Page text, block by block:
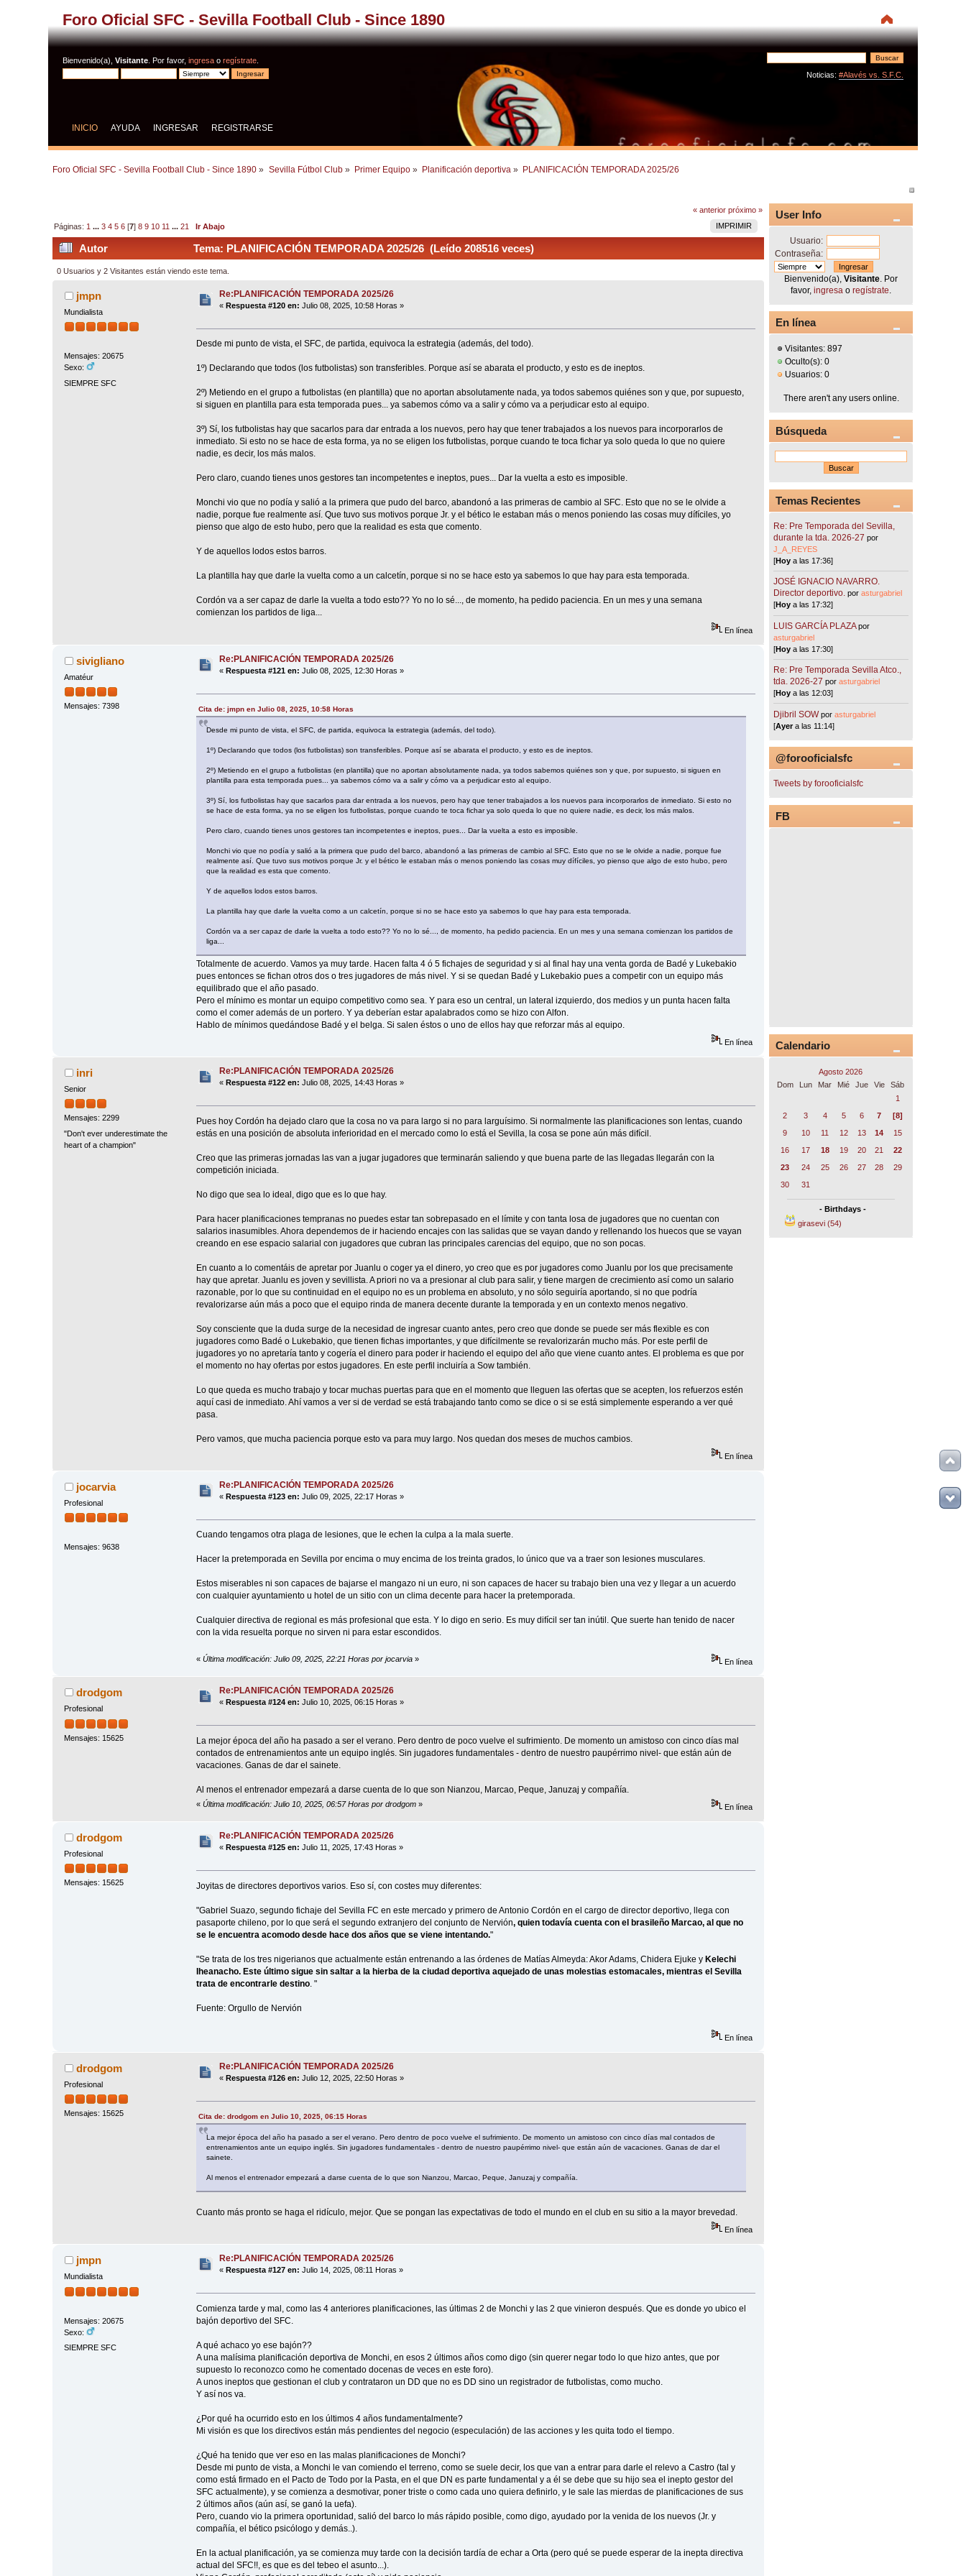
Foro Oficial SFC - Sevilla Football Club - Since 1890
Bienvenido(a),Visitante . Por favor,ingresa oregístrate
Noticias: #Alavés vs. S.F.C.
INICIO AYUDA INGRESAR REGISTRARSE
Foro Oficial SFC - Sevilla Football Club - Since 1890 » Sevilla Fútbol Club» Primer Equipo» Planificación deportiva » PLANIFICACIÓN TEMPORADA 2025/26
« anterior próximo »
IMPRIMIR
Páginas: 1 ...3 4 5 6 [7]8 9 10 11 ...21 Ir Abajo
Autor Tema: PLANIFICACIÓN TEMPORADA 2025/26 (Leído 208516 veces)
0 Usuarios y 2 Visitantes están viendo este tema.
jmpn
Mundialista
Mensajes: 20675
Sexo:
SIEMPRE SFC
Re:PLANIFICACIÓN TEMPORADA 2025/26
«Respuesta #120 en: Julio 08, 2025, 10:58 Horas »
Desde mi punto de vista, el SFC, de partida, equivoca la estrategia (además, del todo).
1º) Declarando que todos (los futbolistas) son transferibles. Porque así se abarata el producto, y esto es de ineptos.
2º) Metiendo en el grupo a futbolistas (en plantilla) que no aportan absolutamente nada, ya todos sabemos quiénes son y que, por supuesto,
si siguen en plantilla para esta temporada pues... ya sabemos cómo va a salir y cómo va a perjudicar esto al equipo.
3º) Sí, los futbolistas hay que sacarlos para dar entrada a los nuevos, pero hay que tener trabajados a los nuevos para incorporarlos de
inmediato. Si esto no se hace de esta forma, ya no se eligen los futbolistas, porque cuando te toca fichar ya solo queda lo que no quiere
nadie, es decir, los más malos.
Pero claro, cuando tienes unos gestores tan incompetentes e ineptos, pues... Dar la vuelta a esto es imposible.
Monchi vio que no podía y salió a la primera que pudo del barco, abandonó a las primeras de cambio al SFC. Esto que no se le olvide a
nadie, porque fue realmente así. Que tuvo sus motivos porque Jr. y el bético le estaban más o menos poniendo las cosas muy dífíciles, yo
pienso que algo de esto hubo, pero que la realidad es esta que comento.
Y de aquellos lodos estos barros.
La plantilla hay que darle la vuelta como a un calcetín, porque si no se hace esto ya sabemos lo que hay para esta temporada.
Cordón va a ser capaz de darle la vuelta a todo esto?? Yo no lo sé..., de momento, ha pedido paciencia. En un mes y una semana
comienzan los partidos de liga...
En línea
sivigliano
Amatéur
Mensajes: 7398
Re:PLANIFICACIÓN TEMPORADA 2025/26
«Respuesta #121 en: Julio 08, 2025, 12:30 Horas »
Cita de: jmpn en Julio 08, 2025, 10:58 Horas
Desde mi punto de vista, el SFC, de partida, equivoca la estrategia (además, del todo).
1º) Declarando que todos (los futbolistas) son transferibles. Porque así se abarata el producto, y esto es de ineptos.
2º) Metiendo en el grupo a futbolistas (en plantilla) que no aportan absolutamente nada, ya todos sabemos quiénes son y que, por supuesto, si siguen en
plantilla para esta temporada pues... ya sabemos cómo va a salir y cómo va a perjudicar esto al equipo.
3º) Sí, los futbolistas hay que sacarlos para dar entrada a los nuevos, pero hay que tener trabajados a los nuevos para incorporarlos de inmediato. Si esto no
se hace de esta forma, ya no se eligen los futbolistas, porque cuando te toca fichar ya solo queda lo que no quiere nadie, es decir, los más malos.
Pero claro, cuando tienes unos gestores tan incompetentes e ineptos, pues... Dar la vuelta a esto es imposible.
Monchi vio que no podía y salió a la primera que pudo del barco, abandonó a las primeras de cambio al SFC. Esto que no se le olvide a nadie, porque fue
realmente así. Que tuvo sus motivos porque Jr. y el bético le estaban más o menos poniendo las cosas muy dífíciles, yo pienso que algo de esto hubo, pero
que la realidad es esta que comento.
Y de aquellos lodos estos barros.
La plantilla hay que darle la vuelta como a un calcetín, porque si no se hace esto ya sabemos lo que hay para esta temporada.
Cordón va a ser capaz de darle la vuelta a todo esto?? Yo no lo sé..., de momento, ha pedido paciencia. En un mes y una semana comienzan los partidos de
liga...
Totalmente de acuerdo. Vamos ya muy tarde. Hacen falta 4 ó 5 fichajes de seguridad y si al final hay una venta gorda de Badé y Lukebakio
pues entonces se fichan otros dos o tres jugadores de más nivel. Y si se quedan Badé y Lukebakio pues a competir con un equipo más
equilibrado que el año pasado.
Pero el mínimo es montar un equipo competitivo como sea. Y para eso un central, un lateral izquierdo, dos medios y un punta hacen falta
como el comer además de un portero. Y ya deberían estar apalabrados como se hizo con Alfon.
Hablo de mínimos quedándose Badé y el belga. Si salen éstos o uno de ellos hay que reforzar más al equipo.
En línea
inri
Senior
Mensajes: 2299
"Don't ever underestimate the
heart of a champion"
Re:PLANIFICACIÓN TEMPORADA 2025/26
« Respuesta #122 en: Julio 08, 2025, 14:43 Horas »
Pues hoy Cordón ha dejado claro que la cosa no va para largo si no para larguísimo. Si normalmente las planificaciones son lentas, cuando
estás en una posición de absoluta inferioridad en el mercado como lo está el Sevilla, la cosa se pone aún más difícil.
Creo que las primeras jornadas las van a jugar jugadores que terminarán saliendo y que buena parte de las llegadas llegarán con la
competición iniciada.
No digo que sea lo ideal, digo que es lo que hay.
Para hacer planificaciones tempranas no puedes estar tan sobrepasado en el límite y con tanta losa de jugadores que no cuentan con
salarios inasumibles. Ahora dependemos de ir haciendo encajes con las salidas que se vayan dando y rellenando los huecos que se vayan
creando en ese espacio salarial con jugadores que cubran las principales carencias del equipo, que no son pocas.
En cuanto a lo comentáis de apretar por Juanlu o coger ya el dinero, yo creo que es por jugadores como Juanlu por los que precisamente
hay que apretar. Juanlu es joven y sevillista. A priori no va a presionar al club para salir, y tiene margen de crecimiento así como un salario
razonable, por lo que su continuidad en el equipo no es un problema en absoluto, y no sólo seguiría aportando, si no que podría
revalorizarse aún más a poco que el equipo rinda de manera decente durante la temporada y en un contexto menos negativo.
Soy consciente que la duda surge de la necesidad de ingresar cuanto antes, pero creo que donde se puede ser más flexible es con
jugadores como Badé o Lukebakio, que tienen fichas importantes, y que difícilmente se revalorizarán mucho más. Por este perfil de
jugadores yo no apretaría tanto y cogería el dinero para poder ir haciendo el equipo del año que viene cuanto antes. El problema es que por
el momento no hay ofertas por estos jugadores. En este perfil incluiría a Sow también.
Lo que queda es mucho trabajo y tocar muchas puertas para que en el momento que lleguen las ofertas que se acepten, los refuerzos estén
aquí casi de inmediato. Ahí vamos a ver si de verdad se está trabajando tanto como se dice o si se está simplemente esperando a ver qué
pasa.
Pero vamos, que mucha paciencia porque esto va para muy largo. Nos quedan dos meses de muchos cambios.
En línea
jocarvia
Profesional
Mensajes: 9638
Re:PLANIFICACIÓN TEMPORADA 2025/26
«Respuesta #123 en: Julio 09, 2025, 22:17 Horas »
Cuando tengamos otra plaga de lesiones, que le echen la culpa a la mala suerte.
Hacer la pretemporada en Sevilla por encima o muy encima de los treinta grados, lo único que va a traer son lesiones musculares.
Estos miserables ni son capaces de bajarse el mangazo ni un euro, ni son capaces de hacer su trabajo bien una vez y llegar a un acuerdo
con cualquier ayuntamiento u hotel de un sitio con un clima decente para hacer la pretemporada.
Cualquier directiva de regional es más profesional que esta. Y lo digo en serio. Es muy difícil ser tan inútil. Que suerte han tenido de nacer
con la vida resuelta porque no sirven ni para estar escondidos.
« Última modificación: Julio 09, 2025, 22:21 Horas por jocarvia» En línea
drodgom
Profesional
Mensajes: 15625
Re:PLANIFICACIÓN TEMPORADA 2025/26
« Respuesta #124 en: Julio 10, 2025, 06:15 Horas »
La mejor época del año ha pasado a ser el verano. Pero dentro de poco vuelve el sufrimiento. De momento un amistoso con cinco días mal
contados de entrenamientos ante un equipo inglés. Sin jugadores fundamentales - dentro de nuestro paupérrimo nivel- que están aún de
vacaciones. Ganas de dar el sainete.
Al menos el entrenador empezará a darse cuenta de lo que son Nianzou, Marcao, Peque, Januzaj y compañía.
« Última modificación: Julio 10, 2025, 06:57 Horas por drodgom» En línea
drodgom
Profesional
Mensajes: 15625
Re:PLANIFICACIÓN TEMPORADA 2025/26
«Respuesta #125 en: Julio 11, 2025, 17:43 Horas »
Joyitas de directores deportivos varios. Eso sí, con costes muy diferentes:
"Gabriel Suazo, segundo fichaje del Sevilla FC en este mercado y primero de Antonio Cordón en el cargo de director deportivo, llega con
pasaporte chileno, por lo que será el segundo extranjero del conjunto de Nervión, quien todavía cuenta con el brasileño Marcao, al que no
se le encuentra acomodo desde hace dos años que se viene intentando."
"Se trata de los tres nigerianos que actualmente están entrenando a las órdenes de Matías Almeyda: Akor Adams, Chidera Ejuke y Kelechi
Iheanacho. Este último sigue sin saltar a la hierba de la ciudad deportiva aquejado de unas molestias estomacales, mientras el Sevilla
trata de encontrarle destino. "
Fuente: Orgullo de Nervión
En línea
drodgom
Profesional
Mensajes: 15625
Re:PLANIFICACIÓN TEMPORADA 2025/26
«Respuesta #126 en: Julio 12, 2025, 22:50 Horas »
Cita de: drodgom en Julio 10, 2025, 06:15 Horas
La mejor época del año ha pasado a ser el verano. Pero dentro de poco vuelve el sufrimiento. De momento un amistoso con cinco días mal contados de
entrenamientos ante un equipo inglés. Sin jugadores fundamentales - dentro de nuestro paupérrimo nivel- que están aún de vacaciones. Ganas de dar el
sainete.
Al menos el entrenador empezará a darse cuenta de lo que son Nianzou, Marcao, Peque, Januzaj y compañía.
Cuanto más pronto se haga el ridículo, mejor. Que se pongan las expectativas de todo el mundo en el club en su sitio a la mayor brevedad.
En línea
jmpn
Mundialista
Mensajes: 20675
Sexo:
SIEMPRE SFC
Re:PLANIFICACIÓN TEMPORADA 2025/26
« Respuesta #127 en: Julio 14, 2025, 08:11 Horas »
Comienza tarde y mal, como las 4 anteriores planificaciones, las últimas 2 de Monchi y las 2 que vinieron después. Que es donde yo ubico el
bajón deportivo del SFC.
A qué achaco yo ese bajón??
A una malísima planificación deportiva de Monchi, en esos 2 últimos años como digo (sin querer negar todo lo que hizo antes, que por
supuesto lo reconozco como he comentado docenas de veces en este foro).
A unos ineptos que gestionan el club y contrataron un DD que no es DD sino un registrador de futbolistas, como mucho.
Y así nos va.
¿Por qué ha ocurrido esto en los últimos 4 años fundamentalmente?
Mi visión es que los directivos están más pendientes del negocio (especulación) de las acciones y les quita todo el tiempo.
¿Qué ha tenido que ver eso en las malas planificaciones de Monchi?
Desde mi punto de vista, a Monchi le van comiendo el terreno, como se suele decir, los que van a entrar para darle el relevo a Castro (tal y
como está firmado en el Pacto de Todo por la Pasta, en el que DN es parte fundamental y a él se debe que su hijo sea el inepto gestor del
SFC actualmente), y se comienza a desmotivar, poner triste o como cada uno quiera definirlo, y le sale las mierdas de planificaciones de sus
2 últimos años (aún así, se ganó la uefa).
Pero, cuando vio la primera oportunidad, salió del barco lo más rápido posible, como digo, ayudado por la venida de los nuevos (Jr. y
compañía, el bético psicólogo y demás..).
En la actual planificación, ya se comienza muy tarde con la decisión tardía de echar a Orta (pero qué se puede esperar de la inepta directiva
actual del SFC!!, es que es del tebeo el asunto...).
User Info
Usuario:
Contraseña:
Bienvenido(a),Visitante . Por
favor,ingresa oregístrate
En línea
Visitantes: 897
Oculto(s): 0
Usuarios: 0
There aren't any users online.
Búsqueda
Temas Recientes
Re: Pre Temporada del Sevilla,
durante la tda. 2026-27 por
J_A_REYES
[Hoy a las 17:36]
JOSÉ IGNACIO NAVARRO.
Director deportivo. porasturgabriel
[Hoy a las 17:32]
LUIS GARCÍA PLAZA por
asturgabriel
[Hoy a las 17:30]
Re: Pre Temporada Sevilla Atco.,
tda. 2026-27 porasturgabriel
[Hoy a las 12:03]
Djibril SOW porasturgabriel
[Ayera las 11:14]
@forooficialsfc
Tweets by forooficialsfc
FB
Calendario
Agosto 2026
Dom
Lun Mar Mié Jue Vie
Sáb
1
2
3 4 5 6 7
[8]
9
10 11 12 13 14
15
16
17 18 19 20 21
22
23
24 25 26 27 28
29
30
31
- Birthdays -
girasevi (54)